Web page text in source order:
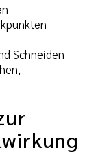
Schneiden